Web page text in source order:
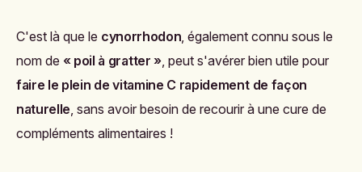
C'est là que le cynorrhodon , également connu sous le
nom de « poil à gratter », peut s'avérer bien utile pour
faire le plein de vitamine C rapidement de façon
naturelle , sans avoir besoin de recourir à une cure de
compléments alimentaires !